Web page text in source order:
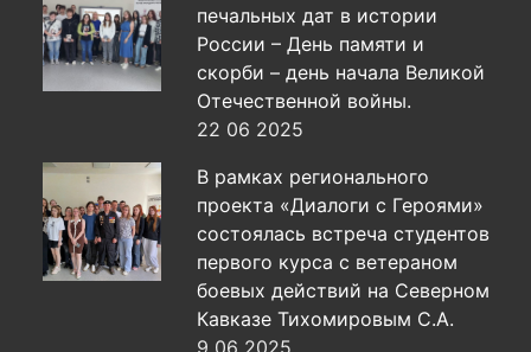
печальных дат в истории
России – День памяти и
скорби – день начала Великой
Отечественной войны.
22 06 2025
В рамках регионального
проекта «Диалоги с Героями»
состоялась встреча студентов
первого курса с ветераном
боевых действий на Северном
Кавказе Тихомировым С.А.
9 06 2025